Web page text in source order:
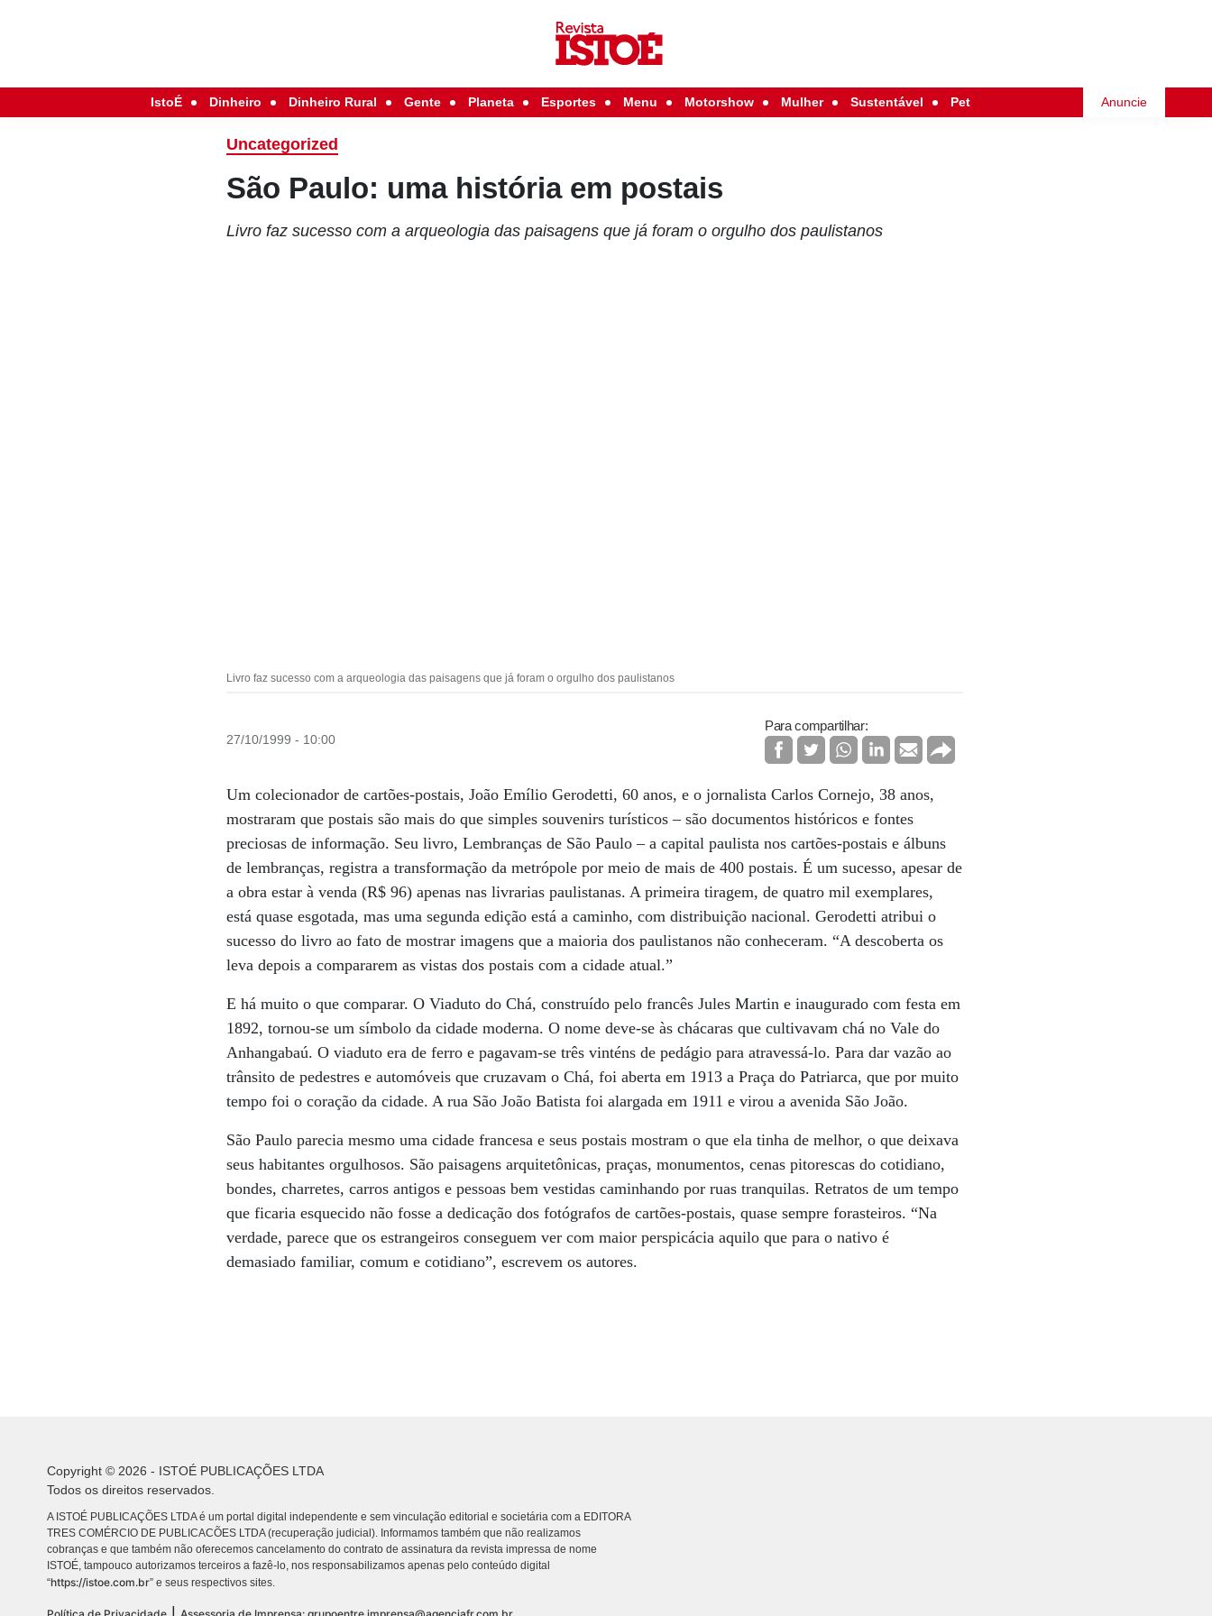
IstoÉ Dinheiro Dinheiro Rural Gente Planeta Esportes Menu Motorshow Mulher Sustentável Pet Anuncie
Uncategorized
São Paulo: uma história em postais
Livro faz sucesso com a arqueologia das paisagens que já foram o orgulho dos paulistanos
Livro faz sucesso com a arqueologia das paisagens que já foram o orgulho dos paulistanos
27/10/1999 - 10:00
Para compartilhar:
Um colecionador de cartões-postais, João Emílio Gerodetti, 60 anos, e o jornalista Carlos Cornejo, 38 anos,
mostraram que postais são mais do que simples souvenirs turísticos – são documentos históricos e fontes
preciosas de informação. Seu livro, Lembranças de São Paulo – a capital paulista nos cartões-postais e álbuns
de lembranças, registra a transformação da metrópole por meio de mais de 400 postais. É um sucesso, apesar de
a obra estar à venda (R$ 96) apenas nas livrarias paulistanas. A primeira tiragem, de quatro mil exemplares,
está quase esgotada, mas uma segunda edição está a caminho, com distribuição nacional. Gerodetti atribui o
sucesso do livro ao fato de mostrar imagens que a maioria dos paulistanos não conheceram. “A descoberta os
leva depois a compararem as vistas dos postais com a cidade atual.”
E há muito o que comparar. O Viaduto do Chá, construído pelo francês Jules Martin e inaugurado com festa em
1892, tornou-se um símbolo da cidade moderna. O nome deve-se às chácaras que cultivavam chá no Vale do
Anhangabaú. O viaduto era de ferro e pagavam-se três vinténs de pedágio para atravessá-lo. Para dar vazão ao
trânsito de pedestres e automóveis que cruzavam o Chá, foi aberta em 1913 a Praça do Patriarca, que por muito
tempo foi o coração da cidade. A rua São João Batista foi alargada em 1911 e virou a avenida São João.
São Paulo parecia mesmo uma cidade francesa e seus postais mostram o que ela tinha de melhor, o que deixava
seus habitantes orgulhosos. São paisagens arquitetônicas, praças, monumentos, cenas pitorescas do cotidiano,
bondes, charretes, carros antigos e pessoas bem vestidas caminhando por ruas tranquilas. Retratos de um tempo
que ficaria esquecido não fosse a dedicação dos fotógrafos de cartões-postais, quase sempre forasteiros. “Na
verdade, parece que os estrangeiros conseguem ver com maior perspicácia aquilo que para o nativo é
demasiado familiar, comum e cotidiano”, escrevem os autores.
Copyright © 2026 - ISTOÉ PUBLICAÇÕES LTDA
Todos os direitos reservados.
A ISTOÉ PUBLICAÇÕES LTDA é um portal digital independente e sem vinculação editorial e societária com a EDITORA
TRES COMÉRCIO DE PUBLICACÕES LTDA (recuperação judicial). Informamos também que não realizamos
cobranças e que também não oferecemos cancelamento do contrato de assinatura da revista impressa de nome
ISTOÉ, tampouco autorizamos terceiros a fazê-lo, nos responsabilizamos apenas pelo conteúdo digital
“https://istoe.com.br” e seus respectivos sites.